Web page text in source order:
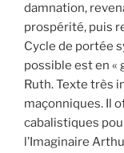
damnation,
prospérité, puis
Cycle de portée
possible est en «
Ruth. Texte très
maçonniques. Il
cabalistiques
l’Imaginaire